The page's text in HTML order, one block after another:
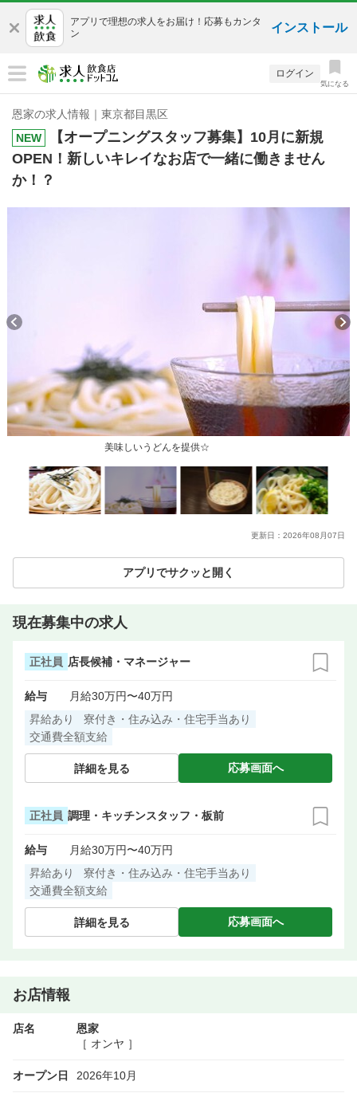
アプリで理想の求人をお届け！応募もカンタ
ン
インストール
ログイン
気になる
恩家の求人情報｜東京都目黒区
NEW
【オープニングスタッフ募集】10月に新規
OPEN！新しいキレイなお店で一緒に働きません
か！？
美味しいうどんを提供☆
更新日： 2026年08月07日
アプリでサクッと開く
現在募集中の求人
正社員 店長候補・マネージャー
給与
月給30万円〜40万円
昇給あり
寮付き・住み込み・住宅手当あり
交通費全額支給
詳細を見る 応募画面へ
正社員 調理・キッチンスタッフ・板前
給与
月給30万円〜40万円
昇給あり
寮付き・住み込み・住宅手当あり
交通費全額支給
詳細を見る 応募画面へ
お店情報
店名
恩家
［ オンヤ ］
オープン日 2026年10月